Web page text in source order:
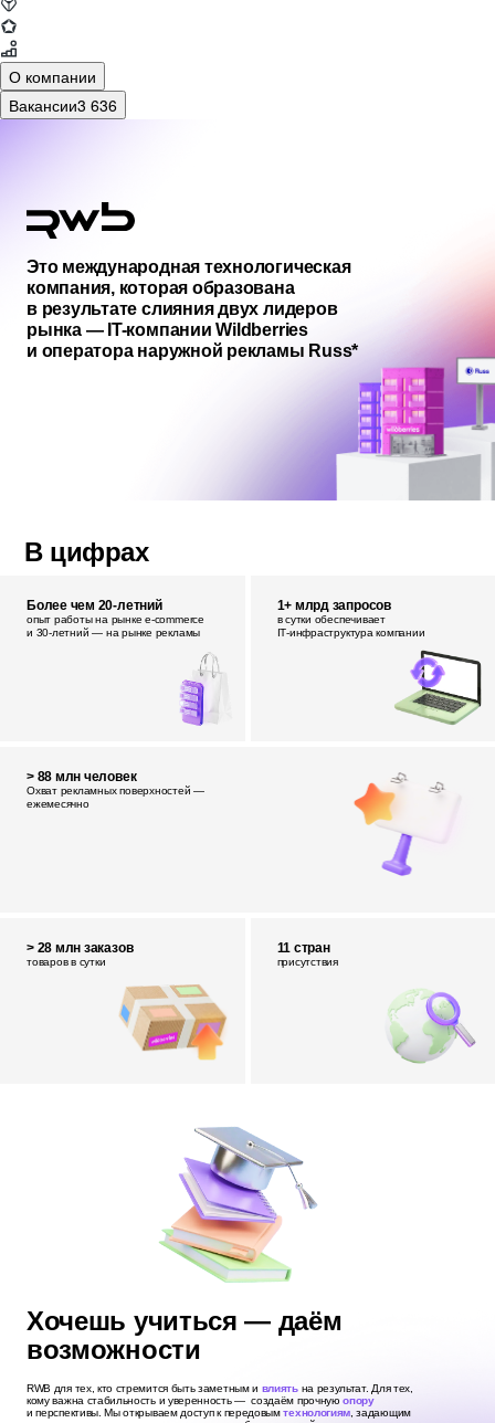
О компании
Вакансии3 636
Это международная технологическая
компания, которая образована
в результате слияния двух лидеров
рынка — IT-компании Wildberries
и оператора наружной рекламы Russ*
В цифрах
Более чем 20-летний
опыт работы на рынке e‑commerce
и 30‑летний — на рынке рекламы
1+ млрд запросов
в сутки обеспечивает
IT‑инфраструктура компании
> 88 млн человек
Охват рекламных поверхностей —
ежемесячно
> 28 млн заказов
товаров в сутки
11 стран
присутствия
Хочешь учиться — даём
возможности
RWB для тех, кто стремится быть заметным и влиятьна результат. Для тех,
кому важна стабильность и уверенность — создаём прочнуюопору
и перспективы. Мы открываем доступ к передовымтехнологиям , задающим